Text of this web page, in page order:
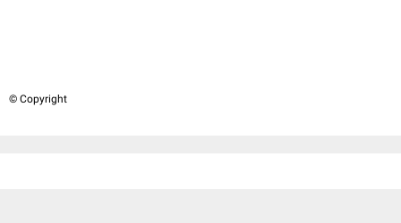
© Copyright